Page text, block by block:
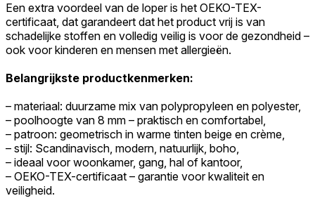
Een extra voordeel van de loper is het OEKO-TEX-
certificaat, dat garandeert dat het product vrij is van
schadelijke stoffen en volledig veilig is voor de gezondheid –
ook voor kinderen en mensen met allergieën.
Belangrijkste productkenmerken:
– materiaal: duurzame mix van polypropyleen en polyester,
– poolhoogte van 8 mm – praktisch en comfortabel,
– patroon: geometrisch in warme tinten beige en crème,
– stijl: Scandinavisch, modern, natuurlijk, boho,
– ideaal voor woonkamer, gang, hal of kantoor,
– OEKO-TEX-certificaat – garantie voor kwaliteit en
veiligheid.